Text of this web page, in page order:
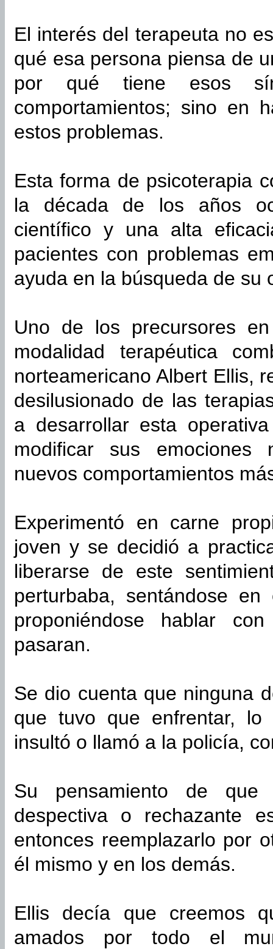
El interés del terapeuta no
qué esa persona piensa de
por qué tiene esos
comportamientos; sino en
estos problemas.
Esta forma de psicoterapia
la década de los años
científico y una alta
pacientes con problemas
ayuda en la búsqueda de su
Uno de los precursores
modalidad terapéutica
norteamericano Albert Ellis,
desilusionado de las
a desarrollar esta
modificar sus emociones
nuevos comportamientos
Experimentó en carne
joven y se decidió a
liberarse de este
perturbaba, sentándose
proponiéndose hablar
pasaran.
Se dio cuenta que ninguna
que tuvo que enfrentar,
insultó o llamó a la policía,
Su pensamiento de
despectiva o rechazante
entonces reemplazarlo por
él mismo y en los demás.
Ellis decía que creemos
amados por todo el